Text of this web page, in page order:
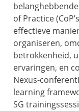
of Practice
effectieve
organiseren,
betrokkenheid,
ervaringen, en
Nexus-
learning
SG